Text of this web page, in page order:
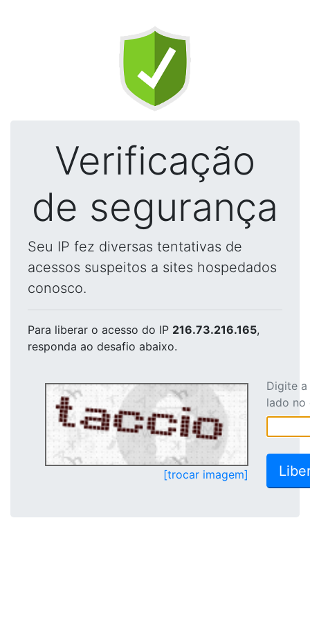
Verificação
de segurança
Seu IP fez diversas tentativas de
acessos suspeitos a sites hospedados
conosco.
Para liberar o acesso do IP 216.73.216.165,
responda ao desafio abaixo.
[trocar imagem]
Digite
lado no